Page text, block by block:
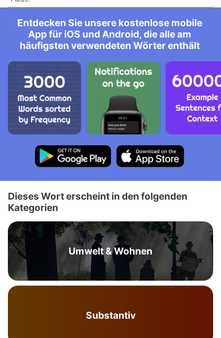
Entdecken Sie unsere kostenlose mobile
App für iOS und Android, die alle am
häufigsten verwendeten Wörter enthält
Dieses Wort erscheint in den folgenden
Kategorien
Umwelt & Wohnen
Substantiv